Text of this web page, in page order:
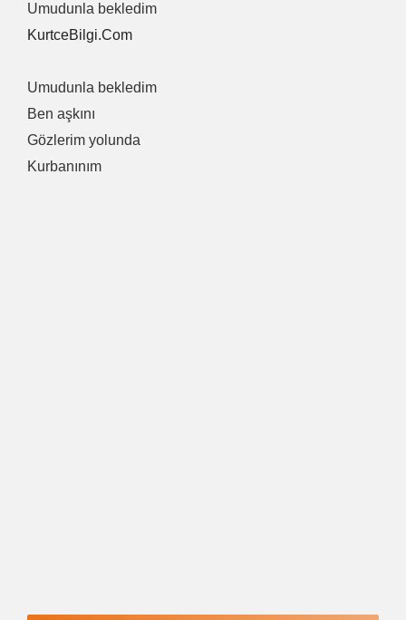
Umudunla bekledim
KurtceBilgi.Com
Umudunla bekledim
Ben aşkını
Gözlerim yolunda
Kurbanınım